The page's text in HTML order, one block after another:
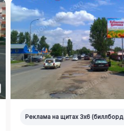
Реклама на щитах 3х6 (биллбордах)